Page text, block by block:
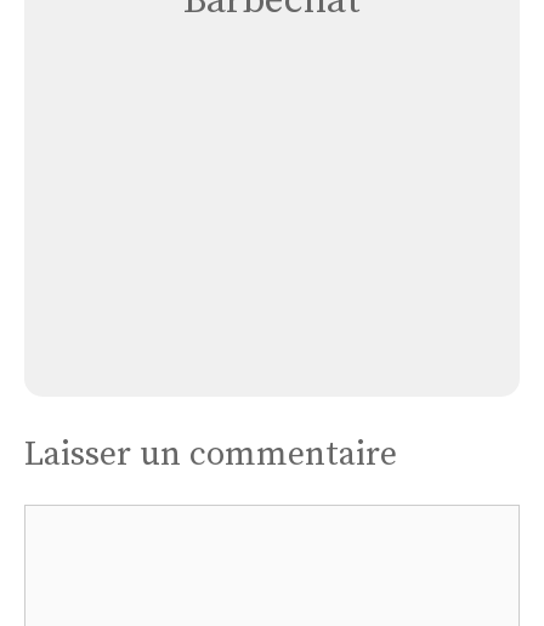
Laisser un commentaire